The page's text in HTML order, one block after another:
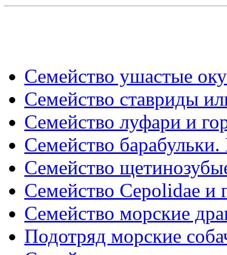
Семейство ушастые
Семейство ставриды
Семейство луфари и
Семейство
Семейство
Семейство Cepolidae и
Семейство морские
Подотряд морские